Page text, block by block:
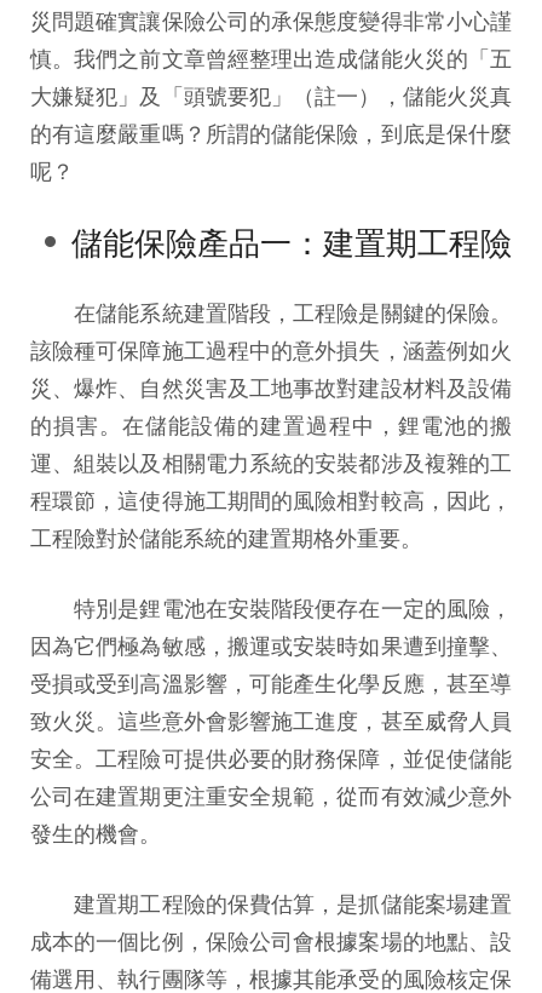
災問題確實讓保險公司的承保態度變得非常小心謹
慎。我們之前文章曾經整理出造成儲能火災的「五
大嫌疑犯」及「頭號要犯」（註一），儲能火災真
的有這麼嚴重嗎？所謂的儲能保險，到底是保什麼
呢？
儲能保險產品一：建置期工程險
在儲能系統建置階段，工程險是關鍵的保險。
該險種可保障施工過程中的意外損失，涵蓋例如火
災、爆炸、自然災害及工地事故對建設材料及設備
的損害。在儲能設備的建置過程中，鋰電池的搬
運、組裝以及相關電力系統的安裝都涉及複雜的工
程環節，這使得施工期間的風險相對較高，因此，
工程險對於儲能系統的建置期格外重要。
特別是鋰電池在安裝階段便存在一定的風險，
因為它們極為敏感，搬運或安裝時如果遭到撞擊、
受損或受到高溫影響，可能產生化學反應，甚至導
致火災。這些意外會影響施工進度，甚至威脅人員
安全。工程險可提供必要的財務保障，並促使儲能
公司在建置期更注重安全規範，從而有效減少意外
發生的機會。
建置期工程險的保費估算，是抓儲能案場建置
成本的一個比例，保險公司會根據案場的地點、設
備選用、執行團隊等，根據其能承受的風險核定保